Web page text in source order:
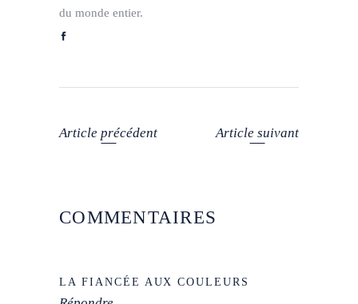
du monde entier.
Article précédent Article suivant
COMMENTAIRES
LA FIANCÉE AUX COULEURS